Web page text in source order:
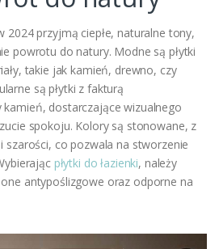
2024 przyjmą ciepłe, naturalne tony,
powrotu do natury. Modne są płytki
takie jak kamień, drewno, czy
są płytki z fakturą
dostarczające wizualnego
spokoju. Kolory są stonowane, z
szarości, co pozwala na stworzenie
płytki do łazienki, należy
antypoślizgowe oraz odporne na